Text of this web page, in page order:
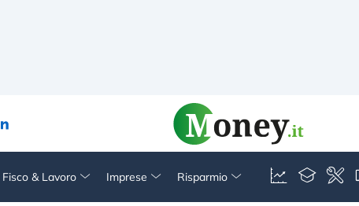
Fisco & Lavoro Imprese Risparmio